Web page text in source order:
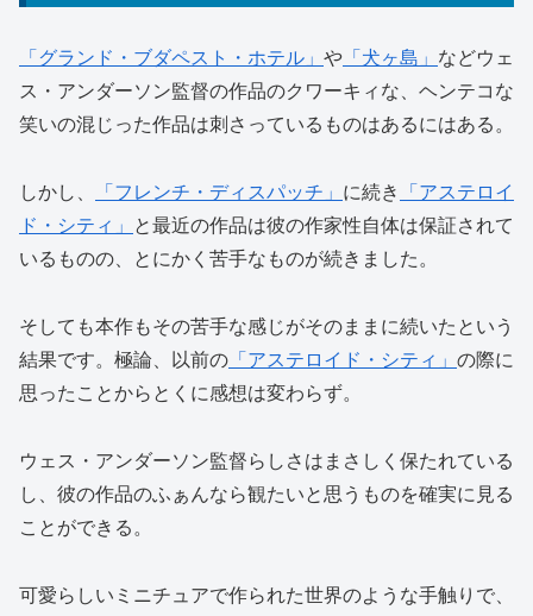
「グランド・ブダペスト・ホテル」 や 「犬ヶ島」 などウェ
ス・アンダーソン監督の作品のクワーキィな、ヘンテコな
笑いの混じった作品は刺さっているものはあるにはある。
しかし、 「フレンチ・ディスパッチ」 に続き
「アステロイ
ド・シティ」
と最近の作品は彼の作家性自体は保証されて
いるものの、とにかく苦手なものが続きました。
そしても本作もその苦手な感じがそのままに続いたという
結果です。極論、以前の 「アステロイド・シティ」 の際に
思ったことからとくに感想は変わらず。
ウェス・アンダーソン監督らしさはまさしく保たれている
し、彼の作品のふぁんなら観たいと思うものを確実に見る
ことができる。
可愛らしいミニチュアで作られた世界のような手触りで、